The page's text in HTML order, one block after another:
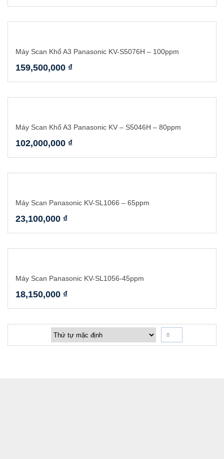
Máy Scan Khổ A3 Panasonic KV-S5076H – 100ppm
159,500,000 ₫
Máy Scan Khổ A3 Panasonic KV – S5046H – 80ppm
102,000,000 ₫
Máy Scan Panasonic KV-SL1066 – 65ppm
23,100,000 ₫
Máy Scan Panasonic KV-SL1056-45ppm
18,150,000 ₫
8